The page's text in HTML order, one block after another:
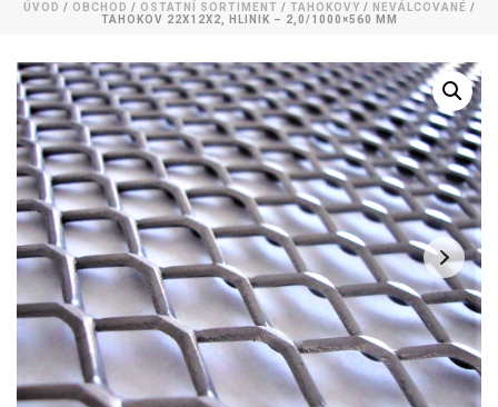
ÚVOD / OBCHOD / OSTATNÍ SORTIMENT / TAHOKOVY / NEVÁLCOVANÉ /
TAHOKOV 22X12X2, HLINIK – 2,0/1000×560 MM